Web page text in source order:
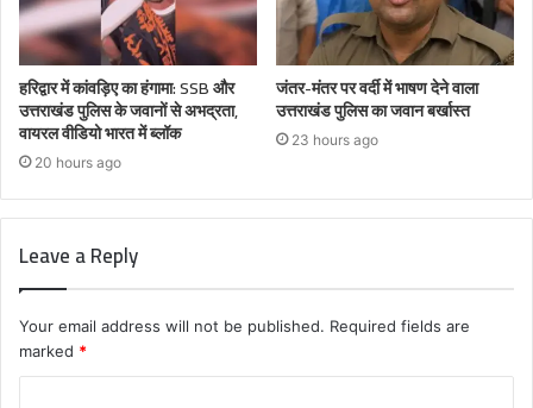
हरिद्वार में कांवड़िए का हंगामा: SSB और
उत्तराखंड पुलिस के जवानों से अभद्रता,
वायरल वीडियो भारत में ब्लॉक
20 hours ago
जंतर-मंतर पर वर्दी में भाषण देने वाला
उत्तराखंड पुलिस का जवान बर्खास्त
23 hours ago
Leave a Reply
Your email address will not be published. Required fields are
marked *